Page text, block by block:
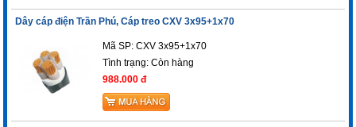
Dây cáp điện Trần Phú, Cáp treo CXV 3x95+1x70
Mã SP: CXV 3x95+1x70
Tình trạng:Còn hàng
988.000 đ